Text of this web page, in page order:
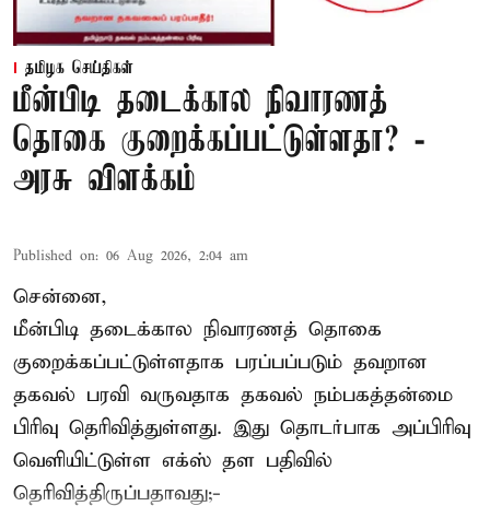
தமிழக செய்திகள்
மீன்பிடி தடைக்கால நிவாரணத்
தொகை குறைக்கப்பட்டுள்ளதா? -
அரசு விளக்கம்
Published on: 06 Aug 2026, 2:04 am
சென்னை,
மீன்பிடி தடைக்கால நிவாரணத் தொகை
குறைக்கப்பட்டுள்ளதாக பரப்பப்படும் தவறான
தகவல் பரவி வருவதாக தகவல் நம்பகத்தன்மை
பிரிவு தெரிவித்துள்ளது. இது தொடர்பாக அப்பிரிவு
வெளியிட்டுள்ள எக்ஸ் தள பதிவில்
தெரிவித்திருப்பதாவது;-